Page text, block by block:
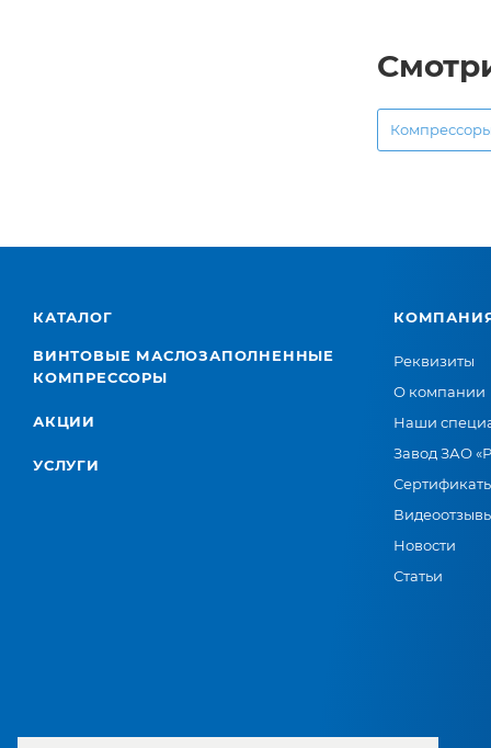
КАТАЛОГ
ВИНТОВЫЕ МАСЛОЗАПОЛНЕННЫЕ
КОМПРЕССОРЫ
АКЦИИ
УСЛУГИ
Реквизиты
О компании
Наши
Завод ЗАО
Новости
Статьи